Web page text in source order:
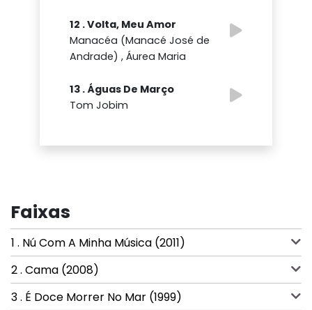
12 . Volta, Meu Amor
Manacéa (Manacé José de
Andrade) , Áurea Maria
13 . Águas De Março
Tom Jobim
Faixas
1 . Nú Com A Minha Música (2011)
2 . Cama (2008)
3 . É Doce Morrer No Mar (1999)